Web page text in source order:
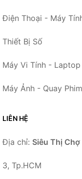
Điện Thoại - Máy
Thiết Bị Số
Máy Vi Tính - Laptop
Máy Ảnh - Quay Phim
LIÊN HỆ
Địa chỉ: Siêu Thị Chợ
3, Tp.HCM